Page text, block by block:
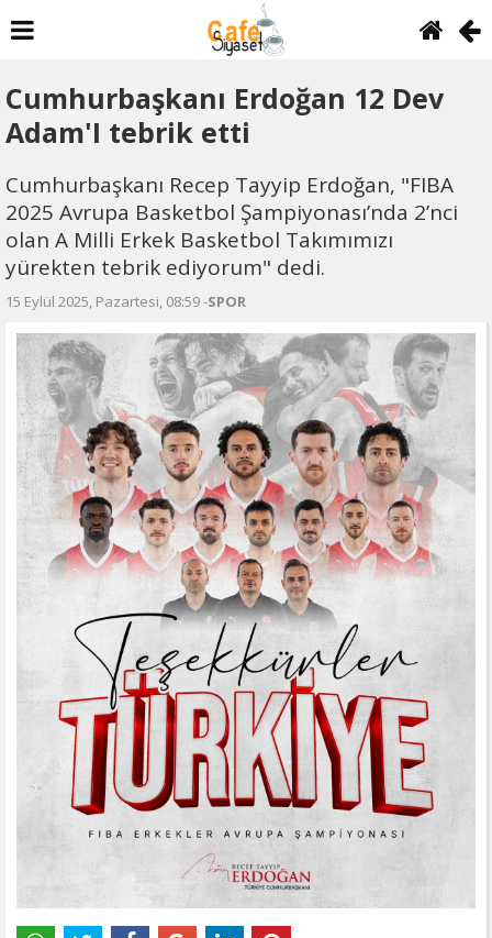
Cumhurbaşkanı Erdoğan 12 Dev
Adam'I tebrik etti
Cumhurbaşkanı Recep Tayyip Erdoğan, "FIBA
2025 Avrupa Basketbol Şampiyonası’nda 2’nci
olan A Milli Erkek Basketbol Takımımızı
yürekten tebrik ediyorum" dedi.
15 Eylül 2025, Pazartesi, 08:59 -SPOR